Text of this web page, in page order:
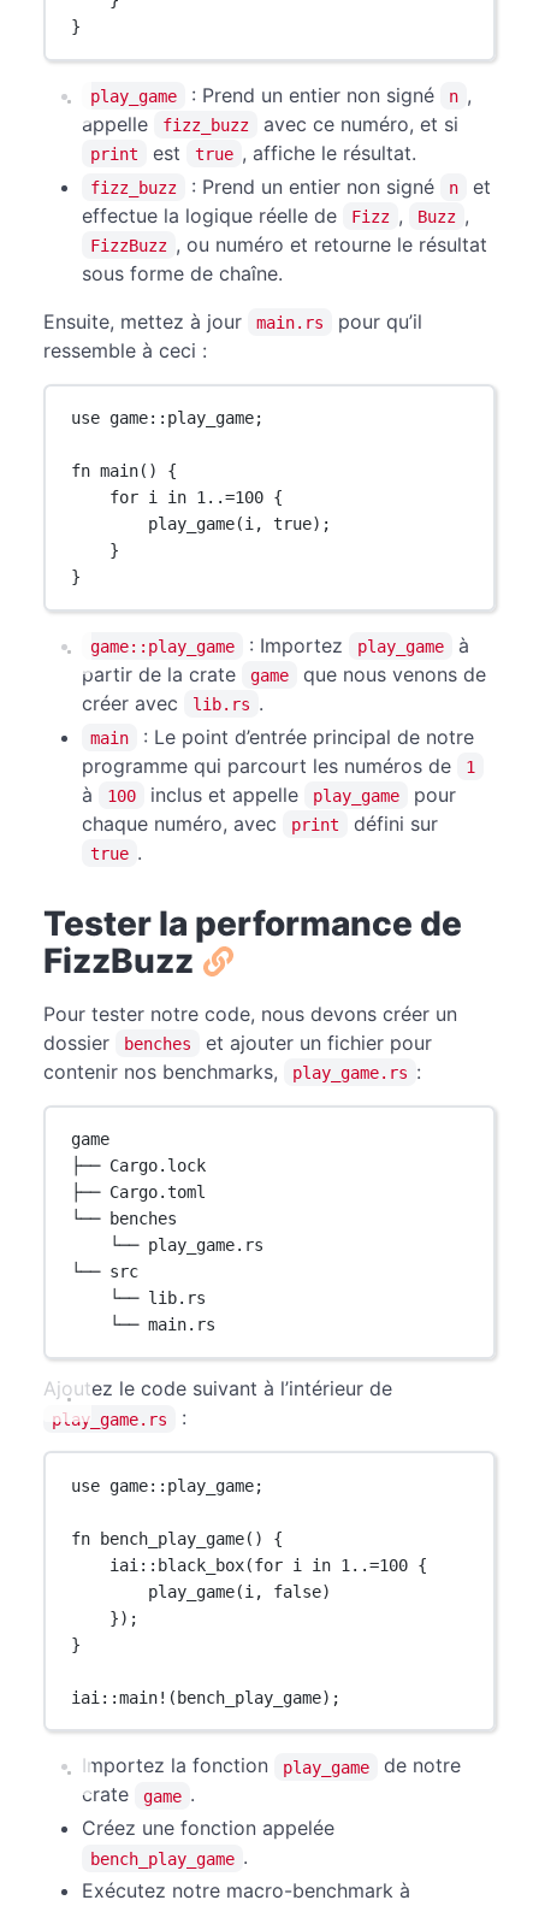
}
play_game : Prend un entier non signé n ,
appelle
fizz_buzz avec ce numéro, et si
print est true , affiche le résultat.
fizz_buzz : Prend un entier non signé n
et
effectue la logique réelle de
Fizz , Buzz ,
FizzBuzz , ou numéro et retourne le résultat
sous forme de chaîne.
Ensuite, mettez à jour
main.rs
pour qu’il
ressemble à ceci :
use game:: play_game;
fn main() {
for i in 1..=100 {
play_game(i, true);
}
}
game::play_game : Importez play_game
à
partir de la crate
game
que nous venons de
créer avec
lib.rs .
main
: Le point d’entrée principal de notre
programme qui parcourt les numéros de
1
à 100 inclus et appelle play_game
pour
chaque numéro, avec
print défini sur
true .
Tester la performance de
FizzBuzz
Pour tester notre code, nous devons créer un
dossier
benches
et ajouter un fichier pour
contenir nos benchmarks,
play_game.rs :
game
├── Cargo.lock
├── Cargo.toml
└── benches
└── play_game.rs
└── src
└── lib.rs
└── main.rs
Ajoutez le code suivant à l’intérieur de
play_game.rs :
use game:: play_game;
fn bench_play_game() {
iai :: black_box(for i in 1 ..=100 {
play_game(i, false)
});
}
iai ::main! (bench_play_game);
Importez la fonction play_game
de notre
crate
game .
Créez une fonction appelée
bench_play_game .
Exécutez notre macro-benchmark à